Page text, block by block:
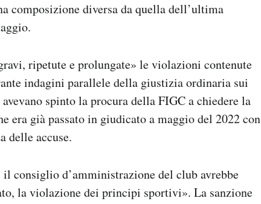
composizione diversa da quella dell’ultima
ripetute e prolungate» le violazioni contenute
indagini parallele della giustizia ordinaria sui
spinto la procura della FIGC a chiedere la
era già passato in giudicato a maggio del 2022 con
delle accuse.
il consiglio d’amministrazione del club avrebbe
la violazione dei principi sportivi». La sanzione